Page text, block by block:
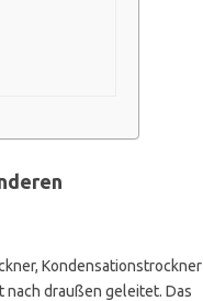
Kondensationstrockner
draußen geleitet. Das